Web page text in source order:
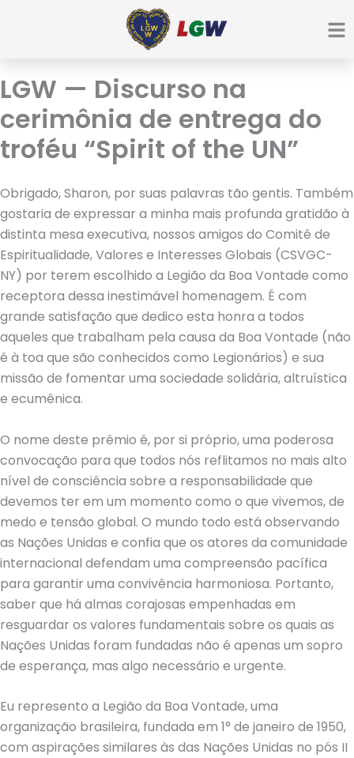
LGW — Discurso na
cerimônia de entrega do
troféu “Spirit of the UN”
Obrigado, Sharon, por suas palavras tão gentis. Também
gostaria de expressar a minha mais profunda gratidão à
distinta mesa executiva, nossos amigos do Comitê de
Espiritualidade, Valores e Interesses Globais (CSVGC-
NY) por terem escolhido a Legião da Boa Vontade como
receptora dessa inestimável homenagem. É com
grande satisfação que dedico esta honra a todos
aqueles que trabalham pela causa da Boa Vontade (não
é à toa que são conhecidos como Legionários) e sua
missão de fomentar uma sociedade solidária, altruística
e ecumênica.
O nome deste prêmio é, por si próprio, uma poderosa
convocação para que todos nós reflitamos no mais alto
nível de consciência sobre a responsabilidade que
devemos ter em um momento como o que vivemos, de
medo e tensão global. O mundo todo está observando
as Nações Unidas e confia que os atores da comunidade
internacional defendam uma compreensão pacífica
para garantir uma convivência harmoniosa. Portanto,
saber que há almas corajosas empenhadas em
resguardar os valores fundamentais sobre os quais as
Nações Unidas foram fundadas não é apenas um sopro
de esperança, mas algo necessário e urgente.
Eu represento a Legião da Boa Vontade, uma
organização brasileira, fundada em 1° de janeiro de 1950,
com aspirações similares às das Nações Unidas no pós II